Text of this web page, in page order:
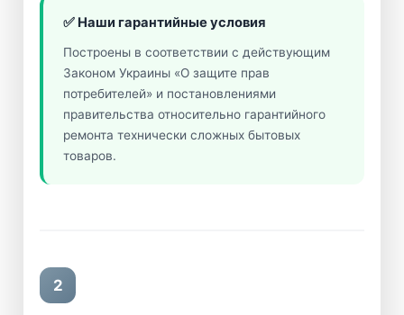
✅ Наши гарантийные условия
Построены в соответствии с действующим
Законом Украины «О защите прав
потребителей» и постановлениями
правительства относительно гарантийного
ремонта технически сложных бытовых
товаров.
2